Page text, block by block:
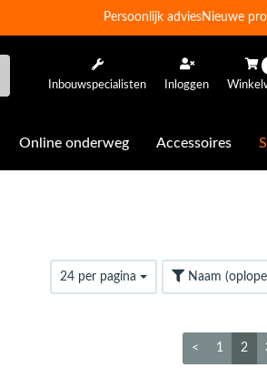
Persoonlijk adviesNieuwe
Inbouwspecialisten Inloggen
Online onderweg Accessoires
Naam
24 per pagina
< 1 2